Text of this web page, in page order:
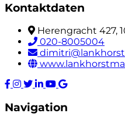
Kontaktdaten
Herengracht 427,
020-8005004
Navigation